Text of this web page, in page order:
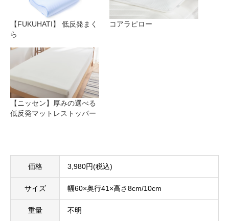
【FUKUHATI】 低反発まく
ら
コアラピロー
【ニッセン】厚みの選べる
低反発マットレストッパー
価格 3,980円(税込)
サイズ 幅60×奥行41×高さ8cm/10cm
重量 不明